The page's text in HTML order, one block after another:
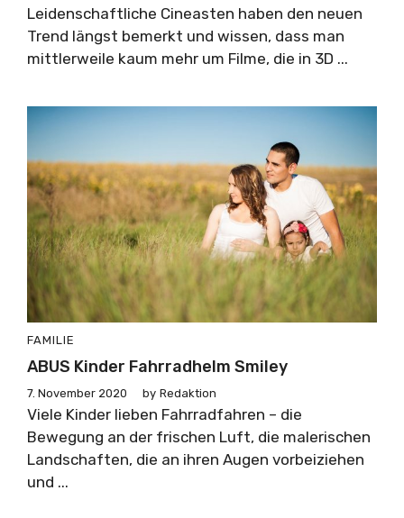
Leidenschaftliche Cineasten haben den neuen
Trend längst bemerkt und wissen, dass man
mittlerweile kaum mehr um Filme, die in 3D ...
FAMILIE
ABUS Kinder Fahrradhelm Smiley
7. November 2020 by Redaktion
Viele Kinder lieben Fahrradfahren – die
Bewegung an der frischen Luft, die malerischen
Landschaften, die an ihren Augen vorbeiziehen
und ...